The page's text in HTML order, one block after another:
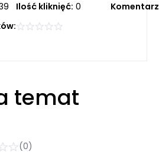
Ilość kliknięć: 0
temat
(0)